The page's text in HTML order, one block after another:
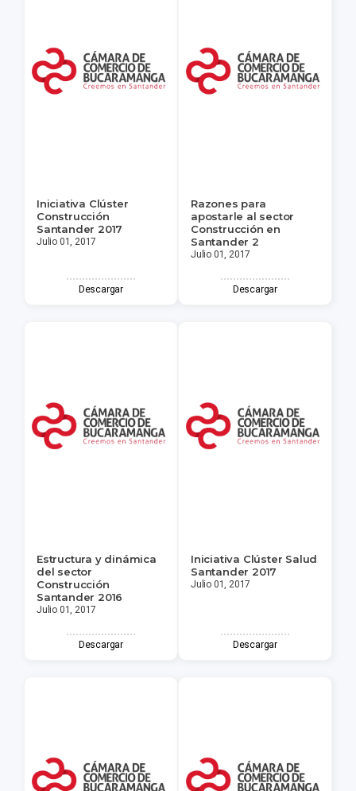
Iniciativa Clúster
Construcción
Santander 2017
Julio 01, 2017
Descargar
Razones para
apostarle al sector
Construcción en
Santander 2
Julio 01, 2017
Descargar
Estructura y dinámica
del sector
Construcción
Santander 2016
Julio 01, 2017
Descargar
Iniciativa Clúster Salud
Santander 2017
Julio 01, 2017
Descargar